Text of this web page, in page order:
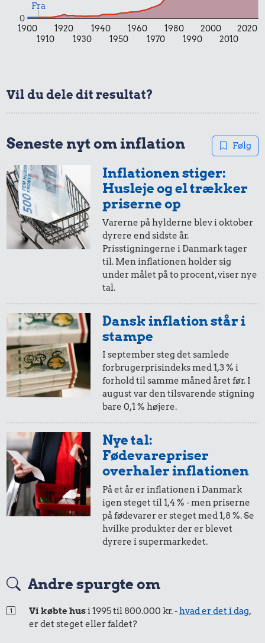
0,43 kr.
2,00 kr.
Priser i 2026
0,99 kr.
0,99 kr.
Samlet pris i 2026
Udvalgte varer fra danskernes indkøbskurv gennem tiderne.
Priser i nutidskroner er estimeret af Oldmoney. Priser i
datidskroner er på baggrund af forbrugerprisindekset fra
Danmarks Statistik.
1900
1910
1920
1930
1940
1950
1960
1970
1980
1990
2000
2010
2020
0
Fra
Vil du dele dit resultat?
Seneste nyt om inflation Følg
Inflationen stiger:
Husleje og el trækker
priserne op
Varerne på hylderne blev i oktober
dyrere end sidste år.
Prisstigningerne i Danmark tager
til. Men inflationen holder sig
under målet på to procent, viser nye
tal.
Dansk inflation står i
stampe
I september steg det samlede
forbrugerprisindeks med 1,3 % i
forhold til samme måned året før. I
august var den tilsvarende stigning
bare 0,1 % højere.
Nye tal:
Fødevarepriser
overhaler inflationen
På et år er inflationen i Danmark
igen steget til 1,4 % - men priserne
på fødevarer er steget med 1,8 %. Se
hvilke produkter der er blevet
dyrere i supermarkedet.
Andre spurgte om
Vi købte husi 1995 til 800.000 kr. -hvad er det i dag,
er det steget eller faldet?